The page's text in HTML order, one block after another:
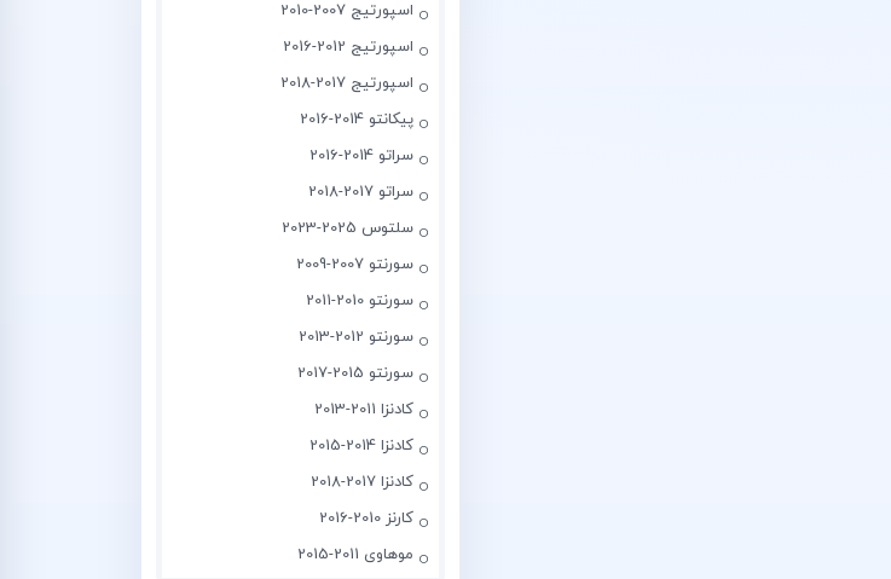
اسپورتیج 2007-2010
اسپورتیج 2012-2016
اسپورتیج 2017-2018
پیکانتو 2014-2016
سراتو 2014-2016
سراتو 2017-2018
سلتوس 2025-2023
سورنتو 2007-2009
سورنتو 2010-2011
سورنتو 2012-2013
سورنتو 2015-2017
کادنزا 2011-2013
کادنزا 2014-2015
کادنزا 2017-2018
کارنز 2010-2016
موهاوی 2011-2015